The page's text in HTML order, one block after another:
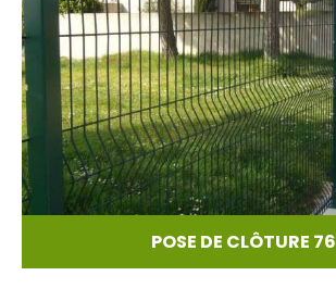
POSE DE CLÔTURE 76